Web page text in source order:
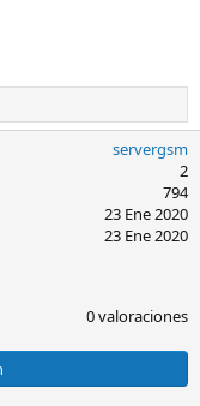
servergsm
2
794
23 Ene 2020
23 Ene 2020
0 valoraciones